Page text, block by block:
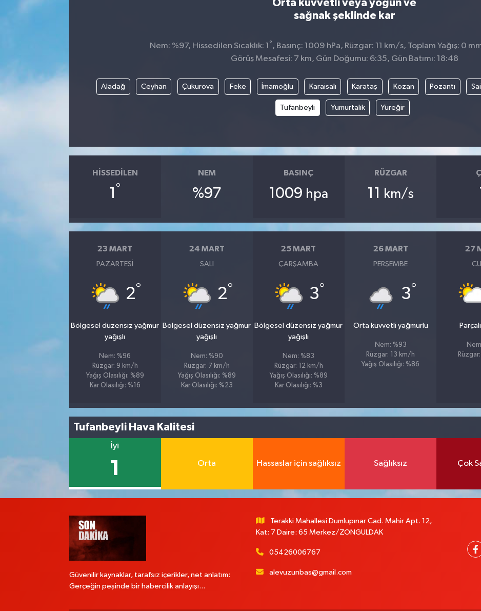
Orta kuvvetli veya yoğun ve
sağnak şeklinde kar
Nem: %97, Hissedilen Sıcaklık: 1 ° , Basınç: 1009 hPa, Rüzgar: 11 km/s, Toplam Yağış: 0
Görüş Mesafesi: 7 km, Gün Doğumu: 6:35, Gün Batımı: 18:48
Aladağ Ceyhan Çukurova Feke İmamoğlu Karaisalı Karataş Kozan Pozantı
Tufanbeyli Yumurtalık Yüreğir
HISSEDILEN
1 °
NEM
%97
BASINÇ
1009 hpa
RÜZGAR
11 km/s
23 MART
PAZARTESI
2°
Bölgesel düzensiz yağmur
yağışlı
Nem: %96
Rüzgar: 9 km/h
Yağış Olasılığı: %89
Kar Olasılığı: %16
24 MART
SALI
2°
Bölgesel düzensiz yağmur
yağışlı
Nem: %90
Rüzgar: 7 km/h
Yağış Olasılığı: %89
Kar Olasılığı: %23
25 MART
ÇARŞAMBA
3°
Bölgesel düzensiz yağmur
yağışlı
Nem: %83
Rüzgar: 12 km/h
Yağış Olasılığı: %89
Kar Olasılığı: %3
26 MART
PERŞEMBE
3°
Orta kuvvetli yağmurlu
Nem: %93
Rüzgar: 13 km/h
Yağış Olasılığı: %86
27
Tufanbeyli Hava Kalitesi
İyi
1 Orta Hassaslar için sağlıksız Sağlıksız Çok
Güvenilir kaynaklar, tarafsız içerikler, net anlatım:
Gerçeğin peşinde bir habercilik anlayışı...
Terakki Mahallesi Dumlupınar Cad. Mahir Apt. 12,
Kat: 7 Daire: 65 Merkez/ZONGULDAK
05426006767
alevuzunbas@gmail.com